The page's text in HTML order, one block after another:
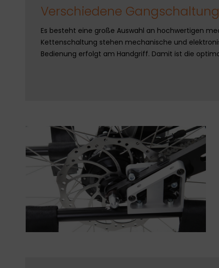
Verschiedene
Es besteht eine große Auswahl an hochwertigen
Kettenschaltung stehen mechanische und
Bedienung erfolgt am Handgriff. Damit ist die